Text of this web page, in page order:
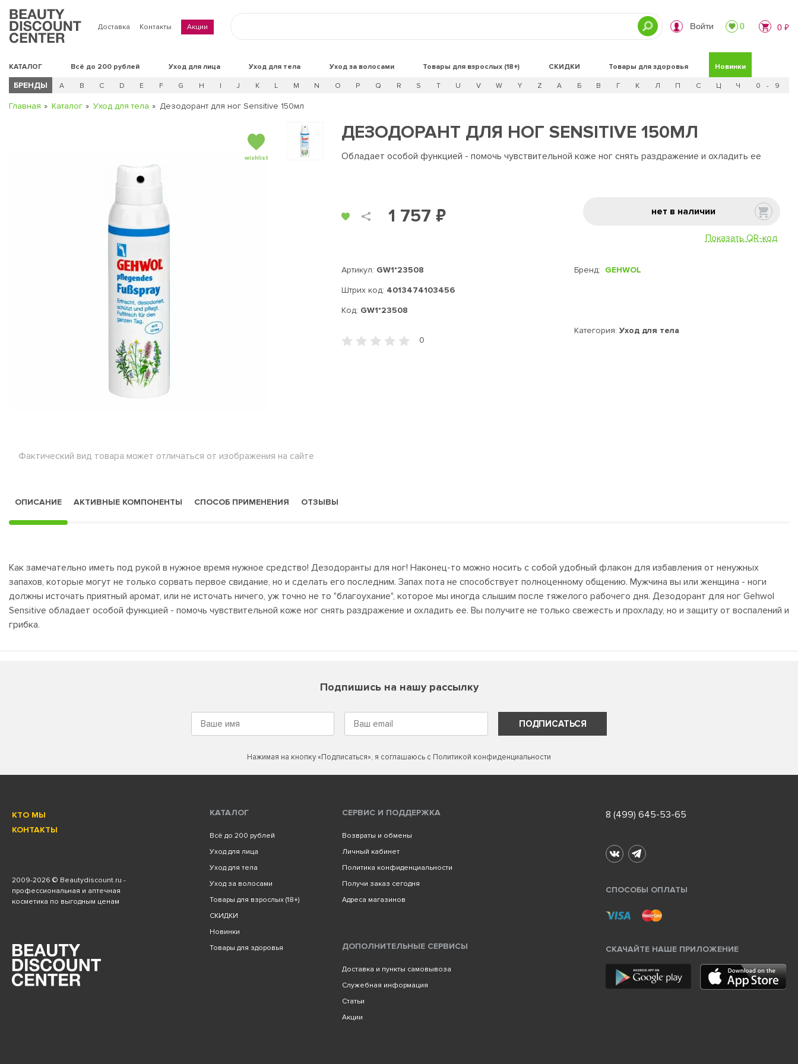
Доставка Контакты Акции Войти 0 0 ₽
КАТАЛОГ Всё до 200 рублей Уход для лица Уход для тела Уход за волосами Товары для взрослых (18+) СКИДКИ Новинки
Товары для здоровья
БРЕНДЫ A B C D E F G H I J K L M N O P Q R S T U V W Y Z А Б В Г К Л П С Ц Ч 0 - 9
Главная Каталог Уход для тела Дезодорант для ног Sensitive 150мл
wishlist
Фактический вид товара может отличаться от изображения на сайте
ДЕЗОДОРАНТ ДЛЯ НОГ SENSITIVE 150МЛ
Обладает особой функцией - помочь чувствительной коже ног снять раздражение и охладить ее
1 757 ₽ нет в наличии
Показать QR-код
Артикул: GW1*23508
Штрих код: 4013474103456
Код: GW1*23508
Бренд: GEHWOL
Категория: Уход для тела
0
ОПИСАНИЕ АКТИВНЫЕ КОМПОНЕНТЫ СПОСОБ ПРИМЕНЕНИЯ ОТЗЫВЫ
Как замечательно иметь под рукой в нужное время нужное средство! Дезодоранты для ног! Наконец-то можно носить с собой удобный флакон для избавления от ненужных
запахов, которые могут не только сорвать первое свидание, но и сделать его последним. Запах пота не способствует полноценному общению. Мужчина вы или женщина - ноги
должны источать приятный аромат, или не источать ничего, уж точно не то "благоухание", которое мы иногда слышим после тяжелого рабочего дня. Дезодорант для ног Gehwol
Sensitive обладает особой функцией - помочь чувствительной коже ног снять раздражение и охладить ее. Вы получите не только свежесть и прохладу, но и защиту от воспалений и
грибка.
Подпишись на нашу рассылку
ПОДПИСАТЬСЯ
Нажимая на кнопку «Подписаться», я соглашаюсь с Политикой конфиденциальности
КТО МЫ
КОНТАКТЫ
2009-2026 © Beautydiscount.ru -
профессиональная и аптечная
косметика по выгодным ценам
КАТАЛОГ
Всё до 200 рублей
Уход для лица
Уход для тела
Уход за волосами
Товары для взрослых (18+)
СКИДКИ
Новинки
Товары для здоровья
СЕРВИС И ПОДДЕРЖКА
Возвраты и обмены
Личный кабинет
Политика конфиденциальности
Получи заказ сегодня
Адреса магазинов
ДОПОЛНИТЕЛЬНЫЕ СЕРВИСЫ
Доставка и пункты самовывоза
Служебная информация
Статьи
Акции
8 (499) 645-53-65
СПОСОБЫ ОПЛАТЫ
СКАЧАЙТЕ НАШЕ ПРИЛОЖЕНИЕ